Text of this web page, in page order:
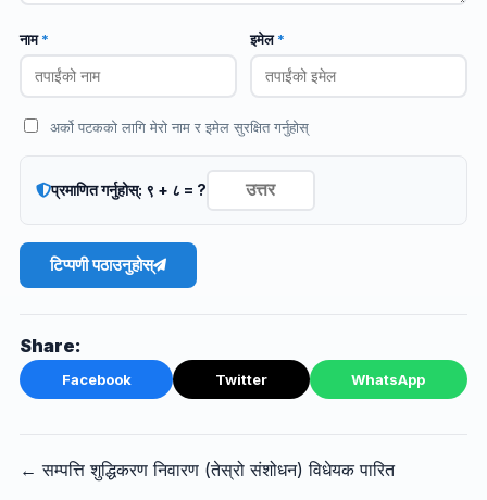
नाम* इमेल*
अर्को पटकको लागि मेरो नाम र इमेल सुरक्षित गर्नुहोस्
प्रमाणित गर्नुहोस्: ९ + ८ = ?
टिप्पणी पठाउनुहोस्
Share:
Facebook Twitter WhatsApp
← सम्पत्ति शुद्धिकरण निवारण (तेस्रो संशोधन) विधेयक पारित